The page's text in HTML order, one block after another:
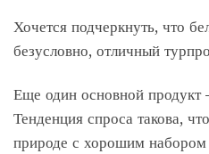
Хочется подчеркнуть, что
безусловно, отличный
Еще один основной продукт
Тенденция спроса такова,
природе с хорошим